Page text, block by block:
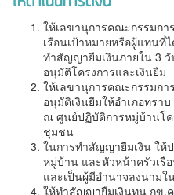
ให้เลขานุการคณะกรรมก
เรือนเป้าหมายหรือผู้แทนที่
ทำสัญญายืมเงินภายใน 3
อนุมัติโครงการและเงินยืม
ให้เลขานุการคณะกรรมก
อนุมัติเงินยืมให้อำเภอทรา
ณ ศูนย์ปฏิบัติการหมู่บ้านโค
ชุมชน
ในการทำสัญญายืมเงิน ให้
หมู่บ้าน และหัวหน้าครัวเรื
และเป็นผู้มีอำนาจลงนาม
ให้ทำสัญญายืมเงินทุน กข.